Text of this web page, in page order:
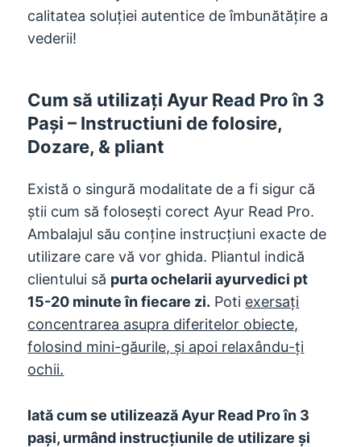
calitatea soluției autentice de îmbunătățire a
vederii!
Cum să utilizați Ayur Read Pro în 3
Pași – Instructiuni de folosire,
Dozare, & pliant
Există o singură modalitate de a fi sigur că
știi cum să folosești corect Ayur Read Pro.
Ambalajul său conține instrucțiuni exacte de
utilizare care vă vor ghida. Pliantul indică
clientului să purta ochelarii ayurvedici pt
15-20 minute în fiecare zi. Poti exersați
concentrarea asupra diferitelor obiecte,
folosind mini-găurile, și apoi relaxându-ți
ochii.
Iată cum se utilizează Ayur Read Pro în 3
pași, urmând instrucțiunile de utilizare și